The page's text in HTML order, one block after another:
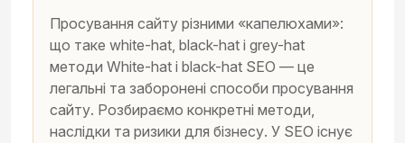
Просування сайту різними «капелюхами»:
що таке white-hat, black-hat і grey-hat
методи White-hat і black-hat SEO — це
легальні та заборонені способи просування
сайту. Розбираємо конкретні методи,
наслідки та ризики для бізнесу. У SEO існує